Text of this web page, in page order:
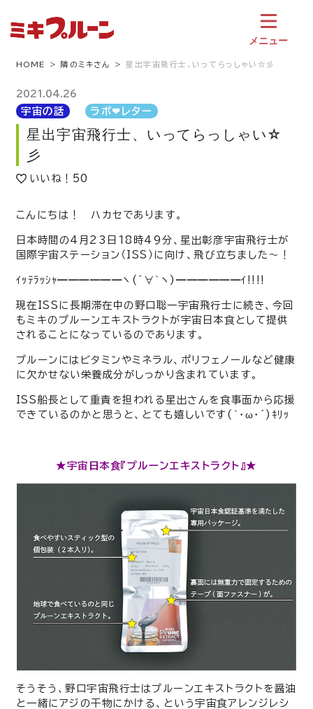
メニュー
HOME 隣のミキさん 星出宇宙飛行士、いってらっしゃい☆彡
2021.04.26
宇宙の話 ラボ❤︎レター
星出宇宙飛行士、いってらっしゃい☆
彡
いいね！ 50
こんにちは！ ハカセであります。
日本時間の4月23日18時49分、星出彰彦宇宙飛行士が
国際宇宙ステーション（ISS）に向け、飛び立ちました〜！
ｲｯﾃﾗｯｼｬ━━━━━━ヽ(´∀｀ヽ)━━━━━━ｲ!!!!
現在ISSに長期滞在中の野口聡一宇宙飛行士に続き、今回
もミキのプルーンエキストラクトが宇宙日本食として提供
されることになっているのであります。
プルーンにはビタミンやミネラル、ポリフェノールなど健康
に欠かせない栄養成分がしっかり含まれています。
ISS船長として重責を担われる星出さんを食事面から応援
できているのかと思うと、とても嬉しいです (｀・ω・´)ｷﾘｯ
★宇宙日本食『プルーンエキストラクト』★
そうそう、野口宇宙飛行士はプルーンエキストラクトを醤油
と一緒にアジの干物にかける、という宇宙食アレンジレシ